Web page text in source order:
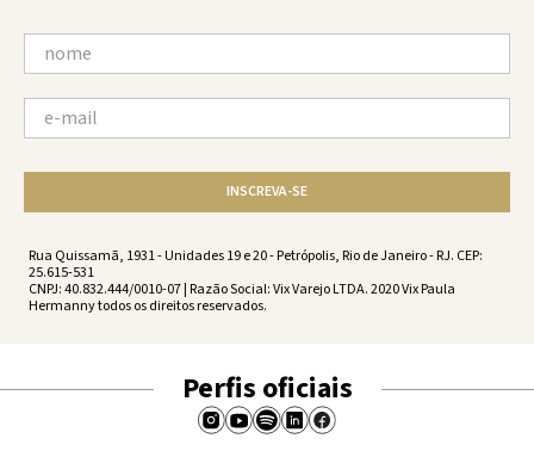
INSCREVA-SE
Rua Quissamã, 1931 - Unidades 19 e 20 - Petrópolis, Rio de Janeiro - RJ. CEP:
25.615-531
CNPJ: 40.832.444/0010-07 | Razão Social: Vix Varejo LTDA. 2020 Vix Paula
Hermanny todos os direitos reservados.
Perfis oficiais